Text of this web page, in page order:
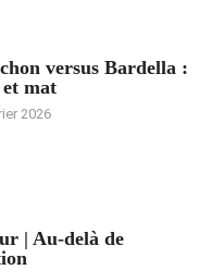
versus Bardella :
et mat
2026
| Au-delà de